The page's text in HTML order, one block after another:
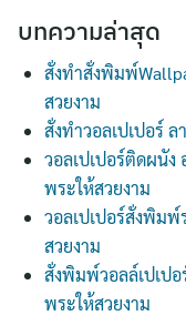
บทความล่าสุด
สั่งทำสั่งพิมพ์
สวยงาม
สั่งทำวอลเปเปอร์
วอลเปเปอร์ติดผนั
พระให้สวยงาม
วอลเปเปอร์สั่งพิม
สวยงาม
สั่งพิมพ์วอลล์เปเป
พระให้สวยงาม